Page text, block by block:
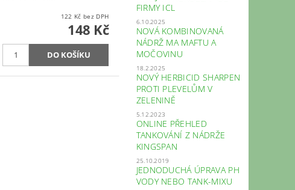
122 Kč bez DPH
148 Kč
FIRMY ICL
6.10.2025
NOVÁ KOMBINOVANÁ
NÁDRŽ MA MAFTU A
MOČOVINU
18.2.2025
NOVÝ HERBICID SHARPEN
PROTI PLEVELŮM V
ZELENINĚ
5.12.2023
ONLINE PŘEHLED
TANKOVÁNÍ Z NÁDRŽE
KINGSPAN
25.10.2019
JEDNODUCHÁ ÚPRAVA PH
VODY NEBO TANK-MIXU